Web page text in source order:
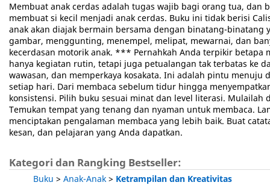
Membuat anak cerdas adalah tugas wajib bagi orang tua,
membuat si kecil menjadi anak cerdas. Buku ini tidak berisi
anak akan diajak bermain bersama dengan binatang-
gambar, menggunting, menempel, melipat, mewarnai, dan
kecerdasan motorik anak. *** Pernahkah Anda terpikir
hanya kegiatan rutin, tetapi juga petualangan tak terbatas ke
wawasan, dan memperkaya kosakata. Ini adalah pintu
setiap hari. Dari membaca sebelum tidur hingga
konsistensi. Pilih buku sesuai minat dan level literasi.
Temukan tempat yang tenang dan nyaman untuk membaca.
menciptakan pengalaman membaca yang lebih baik. Buat
kesan, dan pelajaran yang Anda dapatkan.
Kategori dan Rangking Bestseller:
Buku > Anak-Anak > Ketrampilan dan Kreativitas